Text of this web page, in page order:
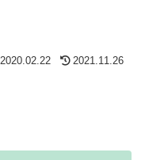
2020.02.22 2021.11.26